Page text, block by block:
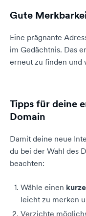
Gute
Eine prägnante
im Gedächtnis. Das
erneut zu finden und
Tipps für deine
Domain
Damit deine neue
du bei der Wahl des
beachten:
Wähle einen
leicht zu merken
Verzichte